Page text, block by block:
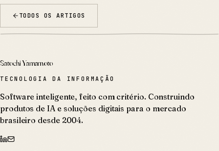
TODOS OS ARTIGOS
Satochi Yamamoto
TECNOLOGIA DA INFORMAÇÃO
Software inteligente, feito com critério. Construindo
produtos de IA e soluções digitais para o mercado
brasileiro desde 2004.